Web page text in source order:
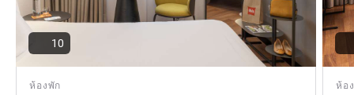
ห้องพัก
10
ห้อ